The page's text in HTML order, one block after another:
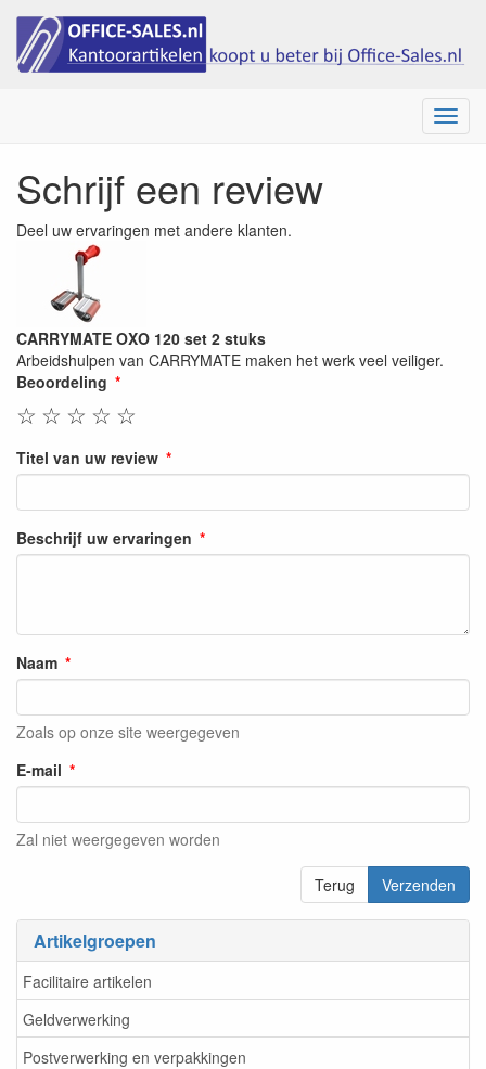
Menu
Artikelgroepen
Facilitaire artikelen
Geldverwerking
Postverwerking en verpakkingen
Schrijf een review
Deel uw ervaringen met andere klanten.
CARRYMATE OXO 120 set 2 stuks
Arbeidshulpen van CARRYMATE maken het werk veel veiliger.
Beoordeling
☆
☆
☆
☆
☆
Titel van uw review
Beschrijf uw ervaringen
Naam
Zoals op onze site weergegeven
E-mail
Zal niet weergegeven worden
Terug Verzenden